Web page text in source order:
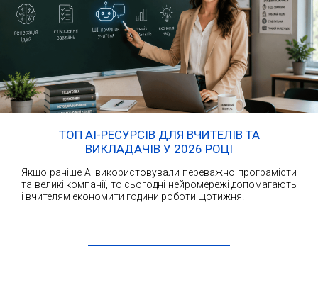
ТОП AI-РЕСУРСІВ ДЛЯ ВЧИТЕЛІВ ТА
ВИКЛАДАЧІВ У 2026 РОЦІ
Якщо раніше AI використовували переважно програмісти
та великі компанії, то сьогодні нейромережі допомагають
і вчителям економити години роботи щотижня.